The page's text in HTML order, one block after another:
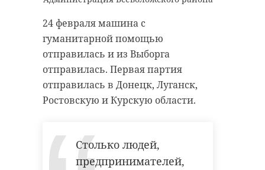
24 февраля машина с
гуманитарной помощью
отправилась и из Выборга
отправилась. Первая партия
отправилась в Донецк, Луганск,
Ростовскую и Курскую области.
Столько людей,
предпринимателей,